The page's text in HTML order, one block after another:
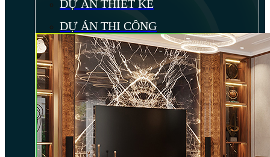
DỰ ÁN THIẾT KẾ
DỰ ÁN THI CÔNG